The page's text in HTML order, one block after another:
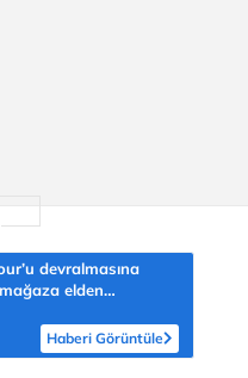
devralmasına
elden
Haberi Görüntüle